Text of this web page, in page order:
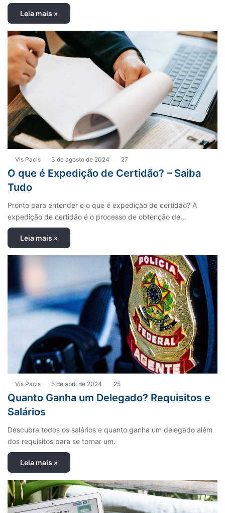
Leia mais »
Vis Pacis 3 de agosto de 2024 27
O que é Expedição de Certidão? – Saiba
Tudo
Pronto para entender e o que é expedição de certidão? A
expedição de certidão é o processo de obtenção de…
Leia mais »
Vis Pacis 5 de abril de 2024 25
Quanto Ganha um Delegado? Requisitos e
Salários
Descubra todos os salários e quanto ganha um delegado além
dos requisitos para se tornar um.
Leia mais »